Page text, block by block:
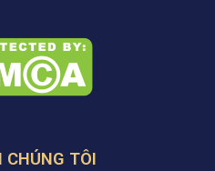
CHÚNG TÔI